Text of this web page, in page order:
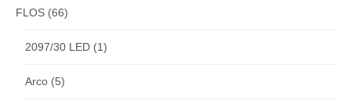
FLOS (66)
2097/30 LED (1)
Arco (5)